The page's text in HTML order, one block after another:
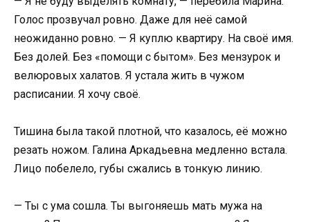
Голос прозвучал ровно. Даже для неё самой
неожиданно ровно. — Я куплю квартиру. На своё имя.
Без долей. Без «помощи с бытом». Без мензурок и
велюровых халатов. Я устала жить в чужом
расписании. Я хочу своё.
Тишина была такой плотной, что казалось, её можно
резать ножом. Галина Аркадьевна медленно встала.
Лицо побелело, губы сжались в тонкую линию.
— Ты с ума сошла. Ты выгоняешь мать мужа на